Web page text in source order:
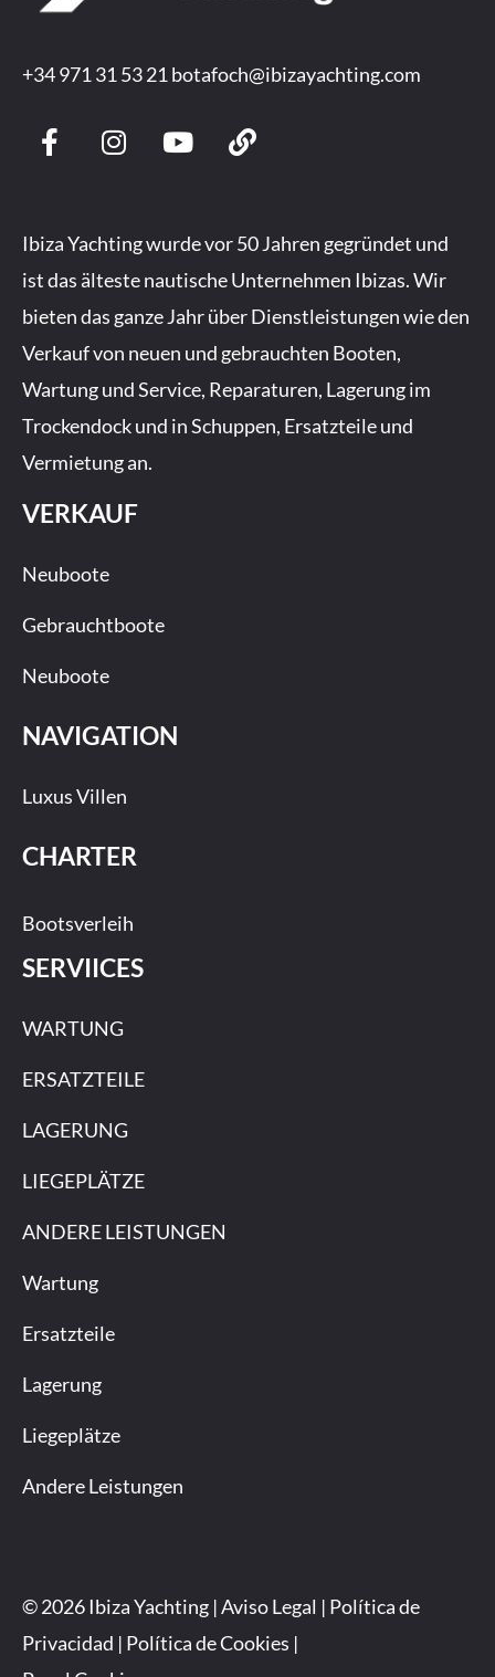
+34 971 31 53 21 botafoch@ibizayachting.com
F
a
b
o
o
k
-
I
n
a
r
a
m
Y
o
u
b
e
L
i
Ibiza Yachting wurde vor 50 Jahren gegründet und
ist das älteste nautische Unternehmen Ibizas. Wir
bieten das ganze Jahr über Dienstleistungen wie den
Verkauf von neuen und gebrauchten Booten,
Wartung und Service, Reparaturen, Lagerung im
Trockendock und in Schuppen, Ersatzteile und
Vermietung an.
VERKAUF
Neuboote
Gebrauchtboote
Neuboote
NAVIGATION
Luxus Villen
CHARTER
Bootsverleih
SERVIICES
WARTUNG
ERSATZTEILE
LAGERUNG
LIEGEPLÄTZE
ANDERE LEISTUNGEN
Wartung
Ersatzteile
Lagerung
Liegeplätze
Andere Leistungen
© 2026 Ibiza Yachting |Aviso Legal | Política de
Privacidad | Política de Cookies |